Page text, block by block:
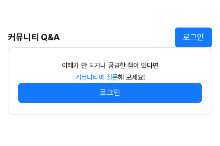
커뮤니티 Q&A 로그인
이해가 안 되거나 궁금한 점이 있다면
커뮤니티에 질문해 보세요!
로그인